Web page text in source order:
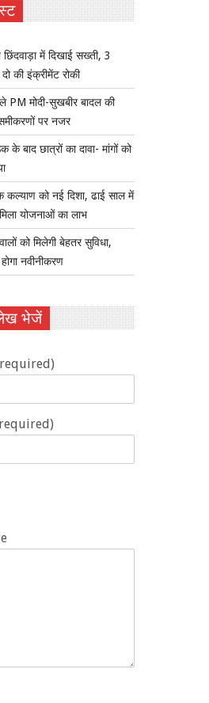
में दिखाई सख्ती, 3
की इंक्रीमेंट रोकी
PM मोदी-सुखबीर बादल की
पर नजर
बाद छात्रों का दावा- मांगों को
कल्याण को नई दिशा, ढाई साल में
योजनाओं का लाभ
को मिलेगी बेहतर सुविधा,
नवीनीकरण
भेजें